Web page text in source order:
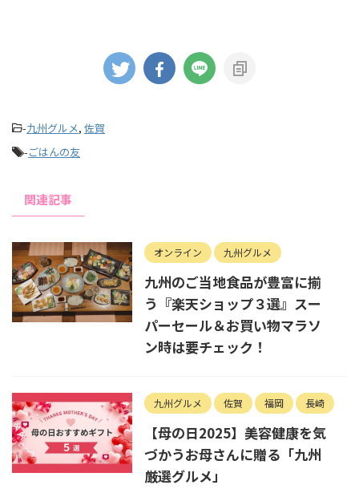
-九州グルメ, 佐賀
-ごはんの友
関連記事
オンライン 九州グルメ
九州のご当地食品が豊富に揃
う『楽天ショップ３選』スー
パーセール＆お買い物マラソ
ン時は要チェック！
九州グルメ 佐賀 福岡 長崎
【母の日2025】美容健康を気
づかうお母さんに贈る「九州
厳選グルメ」